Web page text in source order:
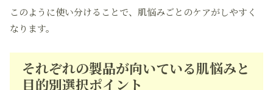
このように使い分けることで、肌悩みごとのケアがしやすく
なります。
それぞれの製品が向いている肌悩みと
目的別選択ポイント